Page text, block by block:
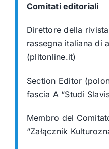
Comitati editoriali
Direttore della
rassegna italiana di
(plitonline.it)
Section Editor
fascia A “Studi
Membro del
“Załącznik